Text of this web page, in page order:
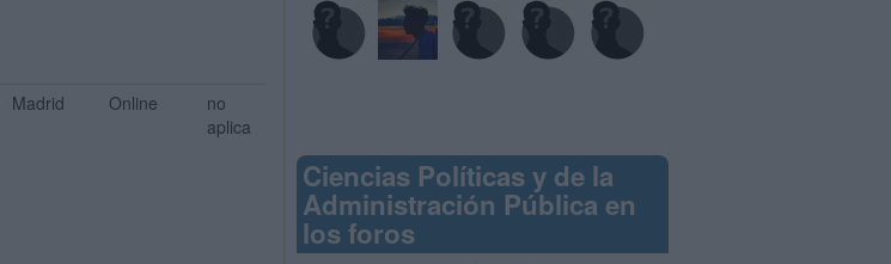
Madrid Online
no
aplica
Ciencias Políticas y de la
Administración Pública en
los foros